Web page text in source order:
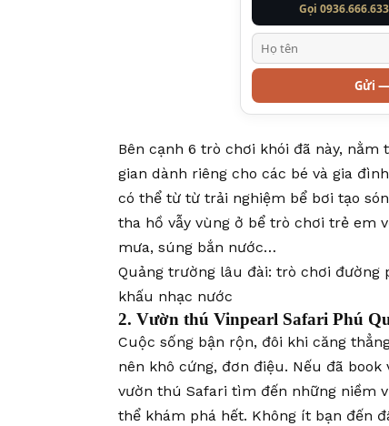
Gọi 0936.666.633
Gửi
Bên cạnh 6 trò chơi khói đã này,
gian dành riêng cho các bé và gia
có thể từ từ trải nghiệm bể bơi tạo
tha hồ vẫy vùng ở bể trò chơi trẻ em
mưa, súng bắn nước…
Quảng trường lâu đài: trò chơi đường
khấu nhạc nước
2. Vườn thú Vinpearl Safari Phú
Cuộc sống bận rộn, đôi khi căng
nên khô cứng, đơn điệu. Nếu đã
vườn thú Safari tìm đến những niềm
thể khám phá hết. Không ít bạn đến